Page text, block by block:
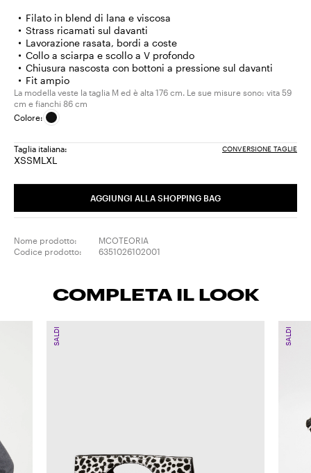
Filato in blend di lana e viscosa
Strass ricamati sul davanti
Lavorazione rasata, bordi a coste
Collo a sciarpa e scollo a V profondo
Chiusura nascosta con bottoni a pressione sul davanti
Fit ampio
La modella veste la taglia M ed è alta 176 cm. Le sue misure sono: vita 59
cm e fianchi 86 cm
Colore:
Taglia italiana: CONVERSIONE TAGLIE
XSTaglia:
STaglia:
MTaglia:
LTaglia:
XLTaglia:
AGGIUNGI ALLA SHOPPING BAG
Nome prodotto:
MCOTEORIA
Codice prodotto:
6351026102001
COMPLETA IL LOOK
SALDI SALDI